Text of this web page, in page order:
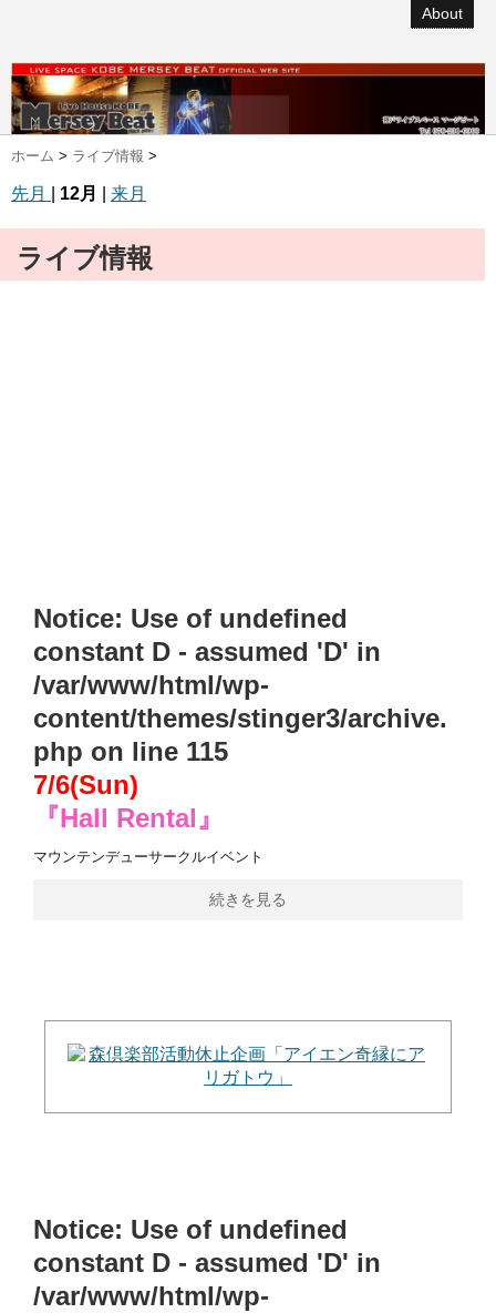
About
ホーム > ライブ情報 >
先月 12月 来月
ライブ情報
Notice: Use of undefined
constant D - assumed 'D' in
/var/www/html/wp-
content/themes/stinger3/archive.
php on line 115
7/6(Sun)
『Hall Rental』
マウンテンデューサークルイベント
続きを見る
Notice: Use of undefined
constant D - assumed 'D' in
/var/www/html/wp-